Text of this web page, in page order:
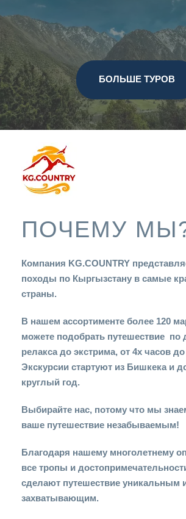
БОЛЬШЕ ТУРОВ
ПОЧЕМУ
Компания KG.COUNTRY
походы по Кыргызстану в самые
страны.
В нашем ассортименте более 120
можете подобрать путешествие по
релакса до экстрима, от 4х часов
Экскурсии стартуют из Бишкека и
круглый год.
Выбирайте нас, потому что мы
ваше путешествие незабываемым!
Благодаря нашему многолетнему
все тропы и
сделают путешествие уникальным
захватывающим.